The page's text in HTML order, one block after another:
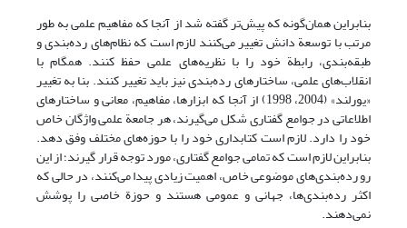
بنابراین همان‌گونه که پیش‌تر گفته شد از آنجا که مفاهیم علمی به طور
مرتب با توسعة دانش تغییر می‌کنند لازم است که نظام‌های رده‌بندی و
طبقه‌بندی، رابطة خود را با نظریه‌های علمی حفظ کنند. همگام با
انقلاب‌های علمی، ساختارهای رده‌بندی نیز باید تغییر کنند. بنا به تغییر
«یورلند» (2004، 1998) از آنجا که ابزارها، مفاهیم، معانی و ساختارهای
اطلاعاتی در جوامع گفتاری شکل می‌گیرند، هر جامعة علمی واژگان خاص
خود را دارد. لازم است کتابداری خود را با حوزه‌های مختلف وفق دهد.
بنابراین لازم است که تمامی جوامع گفتاری، مورد توجه قرار گیرند؛ از این
رو رده‌بندی‌های موضوعی خاص، اهمیت زیادی پیدا می‌کنند، در حالی که
اکثر رده‌بندی‌ها، جهانی و عمومی هستند و حوزة خاصی را پوشش
نمی‌دهند.